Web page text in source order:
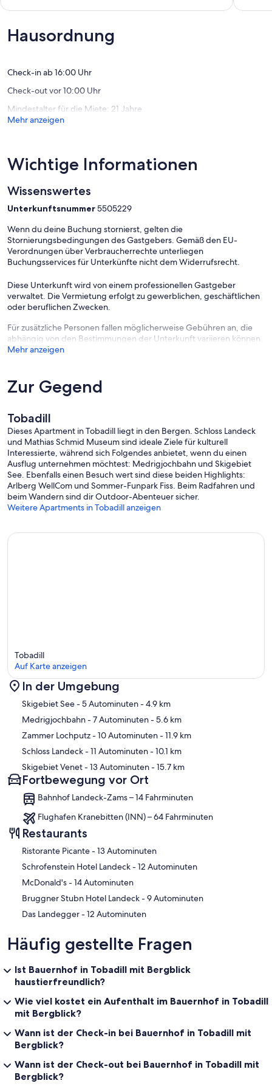
Hausordnung
Check-in ab 16:00 Uhr
Check-out vor 10:00 Uhr
Mindestalter für die Miete: 21 Jahre
Mehr anzeigen
Wichtige Informationen
Wissenswertes
Unterkunftsnummer5505229
Wenn du deine Buchung stornierst, gelten die
Stornierungsbedingungen des Gastgebers. Gemäß den EU-
Verordnungen über Verbraucherrechte unterliegen
Buchungsservices für Unterkünfte nicht dem Widerrufsrecht.
Diese Unterkunft wird von einem professionellen Gastgeber
verwaltet. Die Vermietung erfolgt zu gewerblichen, geschäftlichen
oder beruflichen Zwecken.
Für zusätzliche Personen fallen möglicherweise Gebühren an, die
abhängig von den Bestimmungen der Unterkunft variieren können.
Mehr anzeigen
Zur Gegend
Tobadill
Dieses Apartment in Tobadill liegt in den Bergen. Schloss Landeck
und Mathias Schmid Museum sind ideale Ziele für kulturell
Interessierte, während sich Folgendes anbietet, wenn du einen
Ausflug unternehmen möchtest: Medrigjochbahn und Skigebiet
See. Ebenfalls einen Besuch wert sind diese beiden Highlights:
Arlberg WellCom und Sommer-Funpark Fiss. Beim Radfahren und
beim Wandern sind dir Outdoor-Abenteuer sicher.
Weitere Apartments in Tobadill anzeigen
Karte
Tobadill
Auf Karte anzeigen
In der Umgebung
Skigebiet See- 5 Autominuten- 4.9 km
Medrigjochbahn- 7 Autominuten- 5.6 km
Zammer Lochputz- 10 Autominuten- 11.9 km
Schloss Landeck- 11 Autominuten- 10.1 km
Skigebiet Venet- 13 Autominuten- 15.7 km
Fortbewegung vor Ort
Bahnhof Landeck-Zams – 14 Fahrminuten
Flughafen Kranebitten (INN) – 64 Fahrminuten
Restaurants
‪Ristorante Picante - ‬13 Autominuten
‪Schrofenstein Hotel Landeck - ‬12 Autominuten
‪McDonald's - ‬14 Autominuten
‪Bruggner Stubn Hotel Landeck - ‬9 Autominuten
‪Das Landegger - ‬12 Autominuten
Häufig gestellte Fragen
Ist Bauernhof in Tobadill mit Bergblick
haustierfreundlich?
Wie viel kostet ein Aufenthalt im Bauernhof in Tobadill
mit Bergblick?
Wann ist der Check-in bei Bauernhof in Tobadill mit
Bergblick?
Wann ist der Check-out bei Bauernhof in Tobadill mit
Bergblick?